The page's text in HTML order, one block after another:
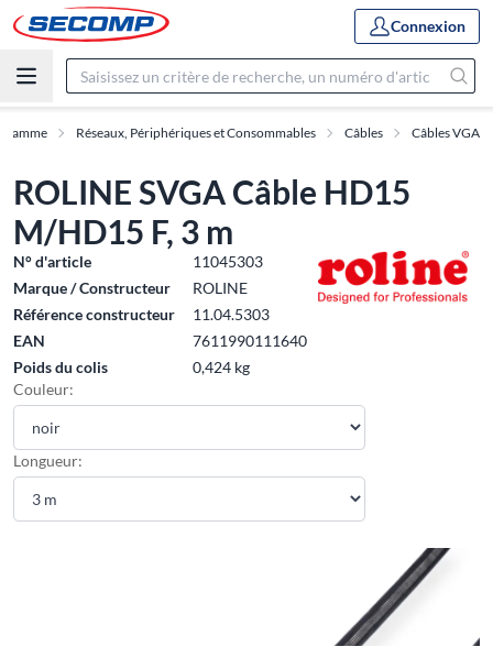
Connexion
Gamme Réseaux, Périphériques et Consommables Câbles Câbles VGA
ROLINE SVGA Câble HD15
M/HD15 F, 3 m
N° d'article
11045303
Marque / Constructeur
ROLINE
Référence constructeur
11.04.5303
EAN
7611990111640
Poids du colis
0,424 kg
Couleur:
Longueur: